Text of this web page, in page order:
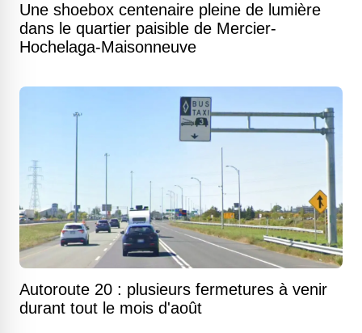
Une shoebox centenaire pleine de lumière
dans le quartier paisible de Mercier-
Hochelaga-Maisonneuve
Autoroute 20 : plusieurs fermetures à venir
durant tout le mois d'août